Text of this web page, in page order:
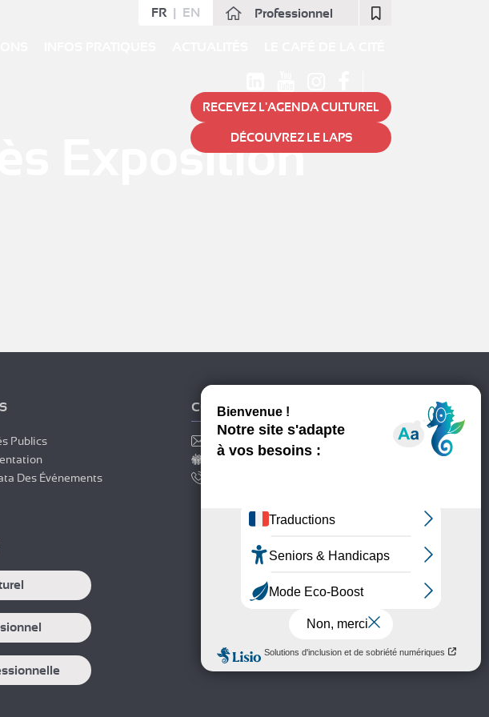
RECEVEZ L'AGENDA CULTUREL
DÉCOUVREZ LE LAPS
FR EN Professionnel
Exposition
Publics
Des Événements
CONTACT
Recrutement